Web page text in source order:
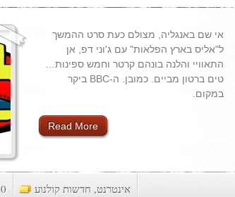
אי שם באנגליה, מצולם כעת סרט ההמשך
ל"אליס בארץ הפלאות" עם ג'וני דפ, אן
התאוויי והלנה בונהם קרטר וחמש ספינות…
טים ברטון מביים. כמובן. ה-BBC ביקר
במקום.
Read More
0 comments אינטרנט, חדשות קולנוע